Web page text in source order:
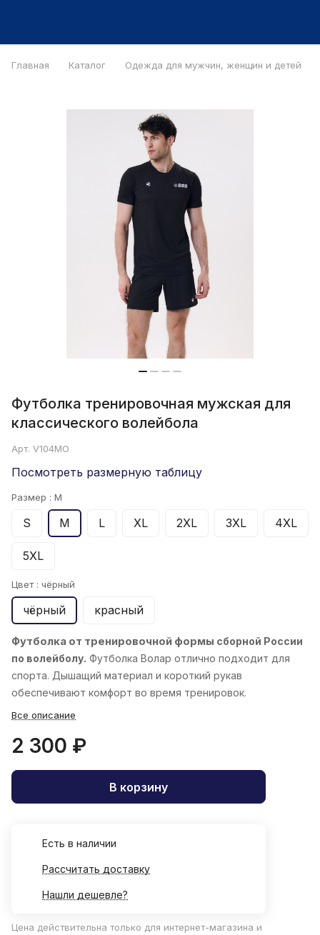
Главная Каталог Одежда для мужчин, женщин и детей
Футболка тренировочная мужская для
классического волейбола
Арт. V104MO
Посмотреть размерную таблицу
Размер : M
S M L XL 2XL 3XL 4XL
5XL
Цвет : чёрный
чёрный красный
Футболка от тренировочной формы сборной России
по волейболу. Футболка Волар отлично подходит для
спорта. Дышащий материал и короткий рукав
обеспечивают комфорт во время тренировок.
Все описание
2 300 ₽
В корзину
Есть в наличии
Рассчитать доставку
Нашли дешевле?
Цена действительна только для интернет-магазина и